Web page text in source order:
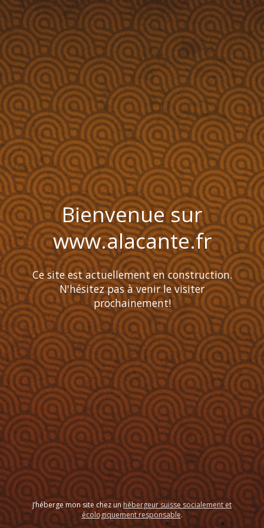
Bienvenue sur
www.alacante.fr
Ce site est actuellement en construction.
N'hésitez pas à venir le visiter
prochainement!
J’héberge mon site chez unhébergeur suisse socialement et
écologiquement responsable.